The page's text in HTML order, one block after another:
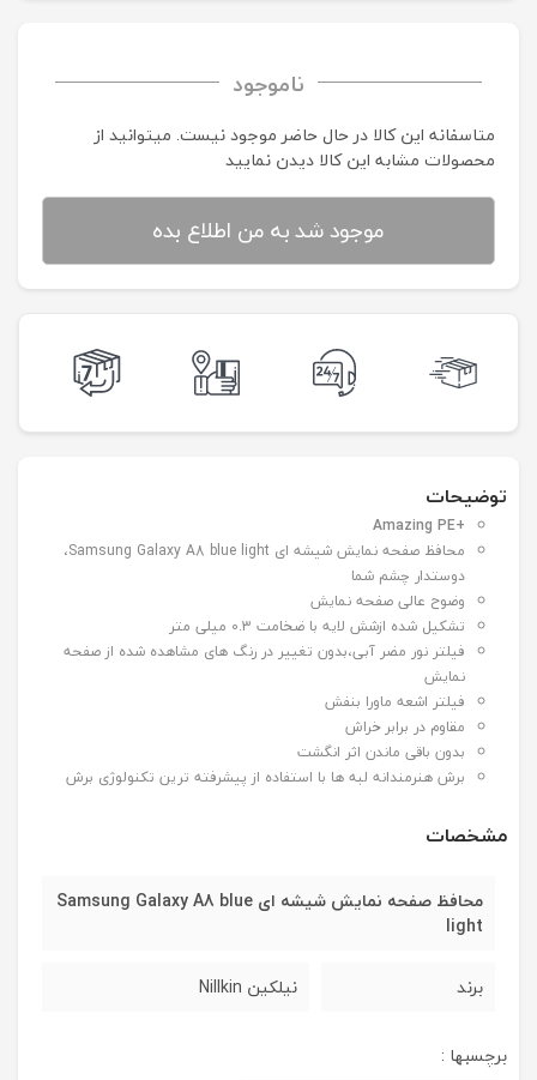
ناموجود
متاسفانه این کالا در حال حاضر موجود نیست. می‍توانید از
محصولات مشابه این کالا دیدن نمایید
موجود شد به من اطلاع بده
توضیحات
+Amazing
PE
محافظ صفحه نمایش شیشه ای Samsung Galaxy A8 blue light،
دوستدار چشم شما
وضوح عالی صفحه نمایش
تشکیل شده ازشش لایه با ضخامت 0.3 میلی متر
فیلتر نور مضر آبی،بدون تغییر در رنگ های مشاهده شده از صفحه
نمایش
فیلتر اشعه ماورا بنفش
مقاوم در برابر خراش
بدون باقی ماندن اثر انگشت
برش هنرمندانه لبه ها با استفاده از پیشرفته ترین تکنولوژی برش
مشخصات
محافظ صفحه نمایش شیشه ای Samsung Galaxy A8 blue
light
برند نیلکین Nillkin
برچسبها :